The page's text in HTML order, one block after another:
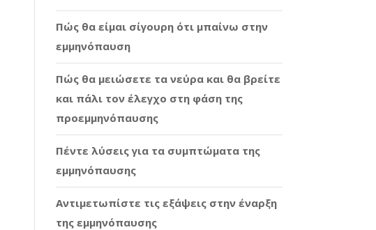
Πώς θα είμαι σίγουρη ότι μπαίνω στην
εμμηνόπαυση
Πώς θα μειώσετε τα νεύρα και θα βρείτε
και πάλι τον έλεγχο στη φάση της
προεμμηνόπαυσης
Πέντε λύσεις για τα συμπτώματα της
εμμηνόπαυσης
Αντιμετωπίστε τις εξάψεις στην έναρξη
της εμμηνόπαυσης